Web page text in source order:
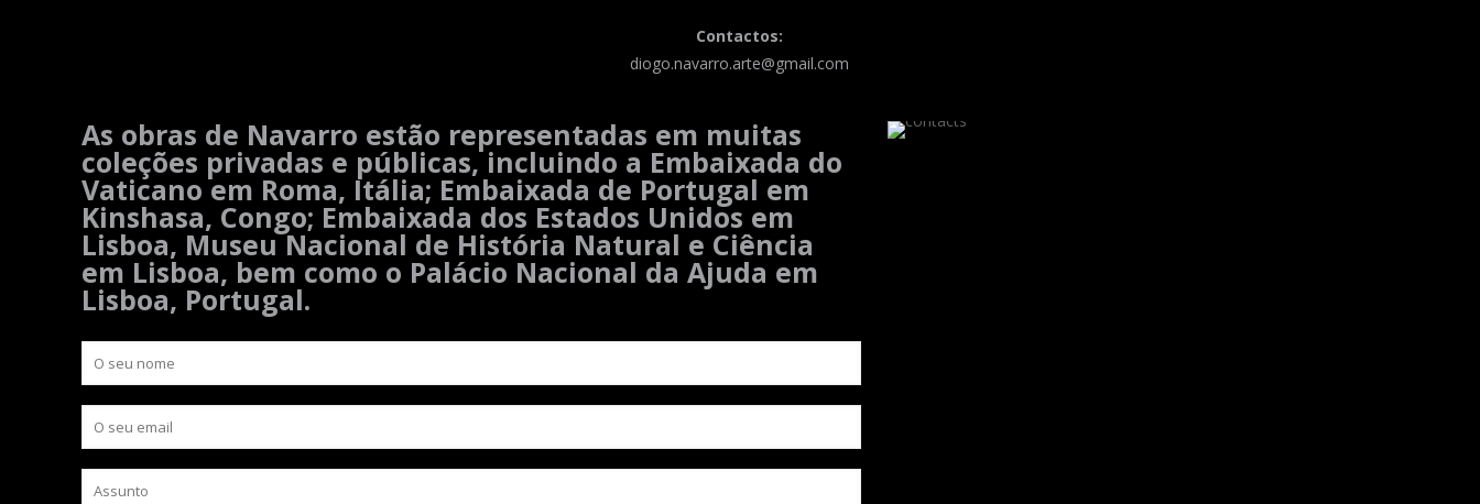
Contactos:
diogo.navarro.arte@gmail.com
As obras de Navarro estão representadas em muitas
coleções privadas e públicas, incluindo a Embaixada do
Vaticano em Roma, Itália; Embaixada de Portugal em
Kinshasa, Congo; Embaixada dos Estados Unidos em
Lisboa, Museu Nacional de História Natural e Ciência
em Lisboa, bem como o Palácio Nacional da Ajuda em
Lisboa, Portugal.